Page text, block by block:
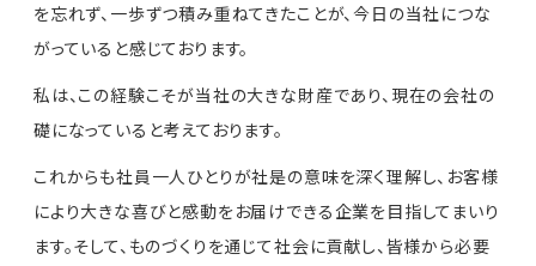
を忘れず、一歩ずつ積み重ねてきたことが、今日の当社につな
がっていると感じております。
私は、この経験こそが当社の大きな財産であり、現在の会社の
礎になっていると考えております。
これからも社員一人ひとりが社是の意味を深く理解し、お客様
により大きな喜びと感動をお届けできる企業を目指してまいり
ます。そして、ものづくりを通じて社会に貢献し、皆様から必要